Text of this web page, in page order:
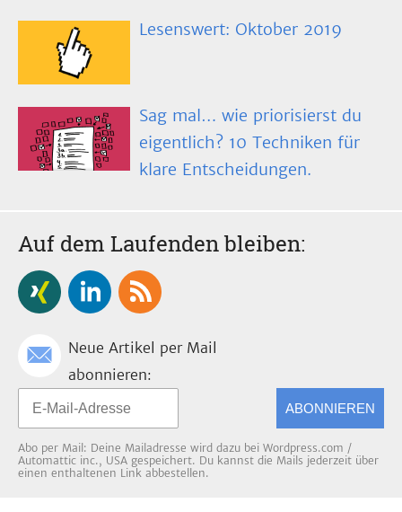
Lesenswert: Oktober 2019
Sag mal… wie priorisierst du
eigentlich? 10 Techniken für
klare Entscheidungen.
Auf dem Laufenden bleiben:
Neue Artikel per Mail
abonnieren:
ABONNIEREN
Abo per Mail: Deine Mailadresse wird dazu bei Wordpress.com /
Automattic inc., USA gespeichert. Du kannst die Mails jederzeit über
einen enthaltenen Link abbestellen.